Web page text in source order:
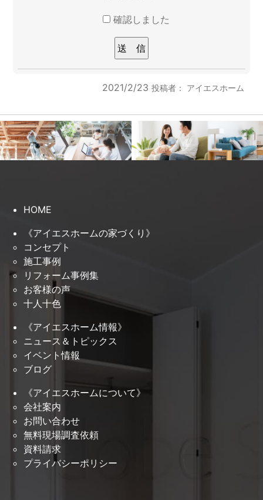
確認しました
2021/2/23 投稿者： アイエスホーム
HOME
《アイエスホームの家づくり》
コンセプト
施工事例
リフォーム事例集
お客様の声
十人十色
《アイエスホーム情報》
ニュース＆トピックス
イベント情報
ブログ
《アイエスホームについて》
会社案内
お問い合わせ
無料現場調査依頼
資料請求
プライバシーポリシー